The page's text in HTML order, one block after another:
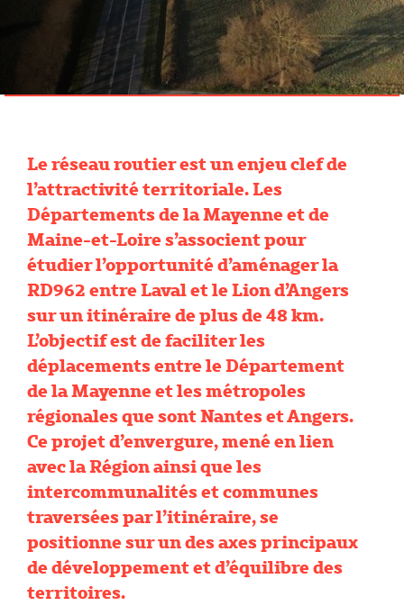
Le réseau routier est un enjeu clef de
l’attractivité territoriale. Les
Départements de la Mayenne et de
Maine-et-Loire s’associent pour
étudier l’opportunité d’aménager la
RD962 entre Laval et le Lion d’Angers
sur un itinéraire de plus de 48 km.
L’objectif est de faciliter les
déplacements entre le Département
de la Mayenne et les métropoles
régionales que sont Nantes et Angers.
Ce projet d’envergure, mené en lien
avec la Région ainsi que les
intercommunalités et communes
traversées par l’itinéraire, se
positionne sur un des axes principaux
de développement et d’équilibre des
territoires.